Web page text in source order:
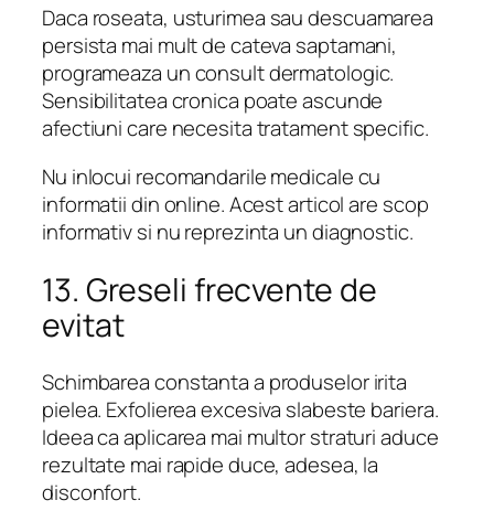
Daca roseata, usturimea sau descuamarea
persista mai mult de cateva saptamani,
programeaza un consult dermatologic.
Sensibilitatea cronica poate ascunde
afectiuni care necesita tratament specific.
Nu inlocui recomandarile medicale cu
informatii din online. Acest articol are scop
informativ si nu reprezinta un diagnostic.
13. Greseli frecvente de
evitat
Schimbarea constanta a produselor irita
pielea. Exfolierea excesiva slabeste bariera.
Ideea ca aplicarea mai multor straturi aduce
rezultate mai rapide duce, adesea, la
disconfort.